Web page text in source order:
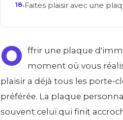
Faites plaisir avec une
O ffrir une plaque
moment où vous
plaisir a déjà tous les porte-
préférée. La plaque
souvent celui qui finit